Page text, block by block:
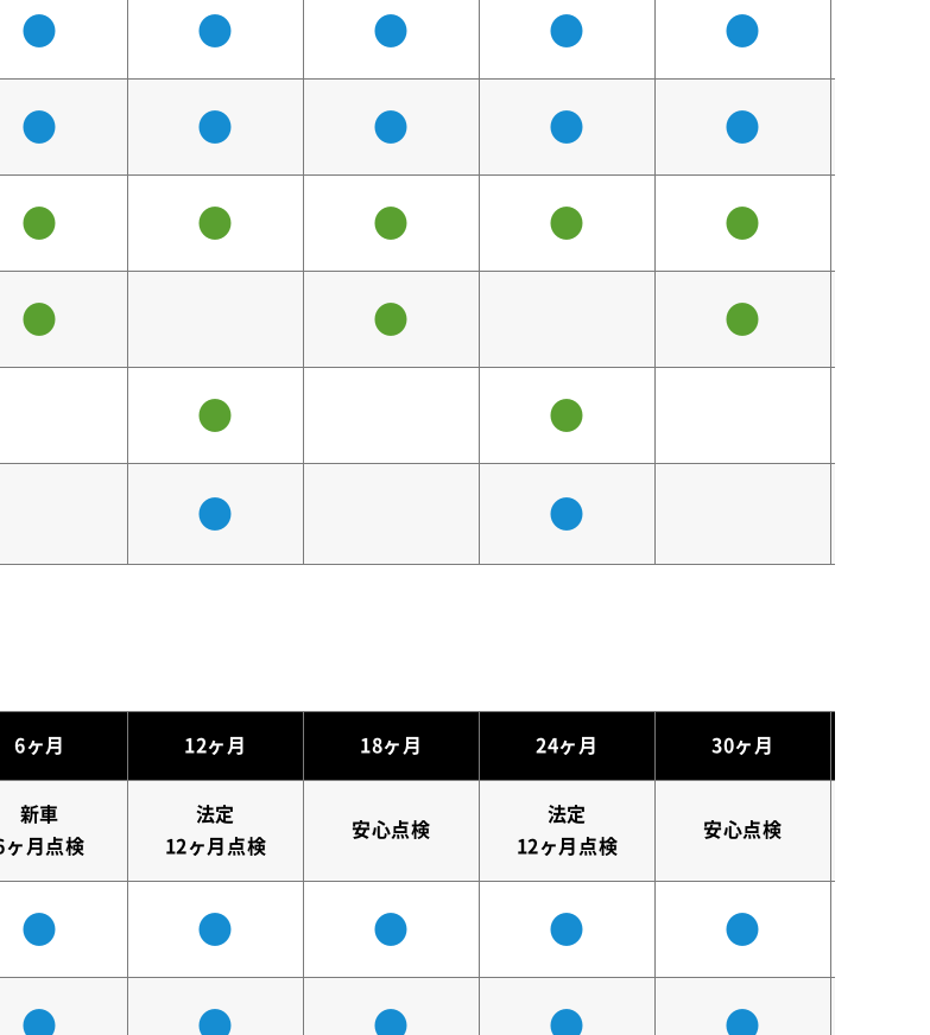
● ● ● ● ●
● ● ● ● ●
● ● ● ● ●
● ● ●
● ●
● ●
6ヶ月 12ヶ月 18ヶ月 24ヶ月 30ヶ月
新車
ヶ月点検
法定
12ヶ月点検
安心点検
法定
12ヶ月点検
安心点検
● ● ● ● ●
● ● ● ● ●